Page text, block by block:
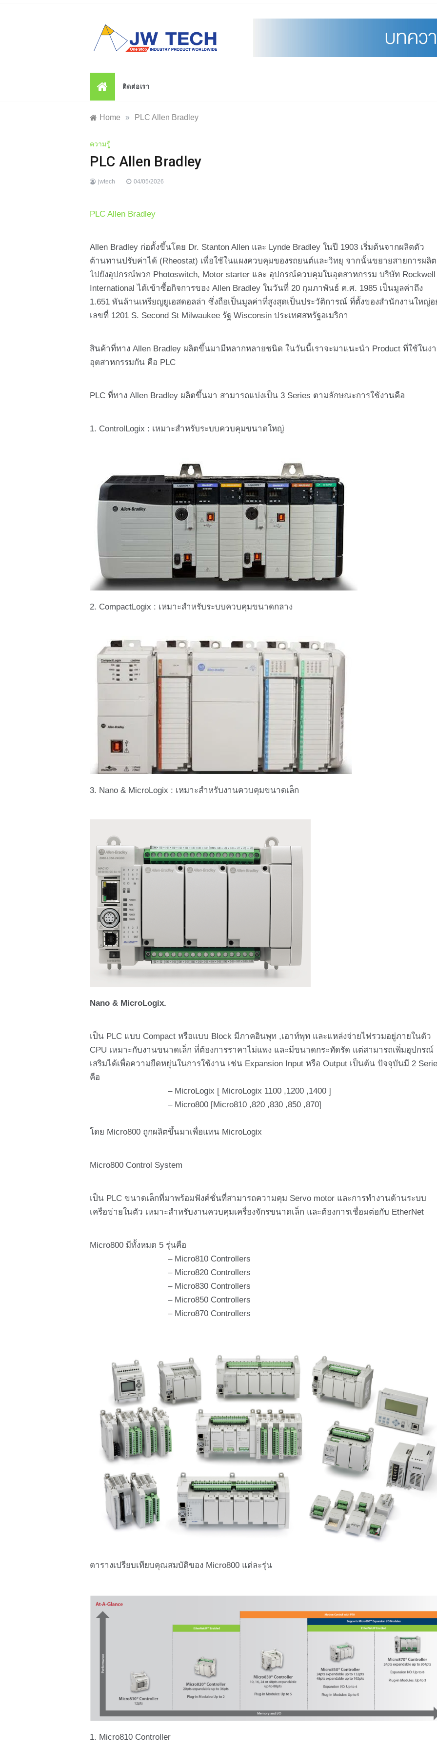
ติดต่อเรา
Home » PLC Allen Bradley
ความรู้
PLC Allen Bradley
jwtech 04/05/2026
PLC Allen Bradley
Allen Bradley ก่อตั้งขึ้นโดย Dr. Stanton Allen และ Lynde Bradley ในปี 1903 เริ่มต้นจากผลิตตัว
ต้านทานปรับค่าได้ (Rheostat) เพื่อใช้ในแผงควบคุมของรถยนต์และวิทยุ จากนั้นขยายสายการผลิต
ไปยังอุปกรณ์พวก Photoswitch, Motor starter และ อุปกรณ์ควบคุมในอุตสาหกรรม บริษัท Rockwell
International ได้เข้าซื้อกิจการของ Allen Bradley ในวันที่ 20 กุมภาพันธ์ ค.ศ. 1985 เป็นมูลค่าถึง
1.651 พันล้านเหรียญยูเอสดอลล่า ซึ่งถือเป็นมูลค่าที่สูงสุดเป็นประวัติการณ์ ที่ตั้งของสำนักงานใหญ่อ
เลขที่ 1201 S. Second St Milwaukee รัฐ Wisconsin ประเทศสหรัฐอเมริกา
สินค้าที่ทาง Allen Bradley ผลิตขึ้นมามีหลากหลายชนิด ในวันนี้เราจะมาแนะนำ Product ที่ใช้ในง
อุตสาหกรรมกัน คือ PLC
PLC ที่ทาง Allen Bradley ผลิตขึ้นมา สามารถแบ่งเป็น 3 Series ตามลักษณะการใช้งานคือ
1. ControlLogix : เหมาะสำหรับระบบควบคุมขนาดใหญ่
2. CompactLogix : เหมาะสำหรับระบบควบคุมขนาดกลาง
3. Nano & MicroLogix : เหมาะสำหรับงานควบคุมขนาดเล็ก
Nano & MicroLogix.
เป็น PLC แบบ Compact หรือแบบ Block มีภาคอินพุท ,เอาท์พุท และแหล่งจ่ายไฟรวมอยู่ภายในตัว
CPU เหมาะกับงานขนาดเล็ก ที่ต้องการราคาไม่แพง และมีขนาดกระทัดรัด แต่สามารถเพิ่มอุปกรณ์
เสริมได้เพื่อความยืดหยุ่นในการใช้งาน เช่น Expansion Input หรือ Output เป็นต้น ปัจจุบันมี 2
คือ
– MicroLogix [ MicroLogix 1100 ,1200 ,1400 ]
– Micro800 [Micro810 ,820 ,830 ,850 ,870]
โดย Micro800 ถูกผลิตขึ้นมาเพื่อแทน MicroLogix
Micro800 Control System
เป็น PLC ขนาดเล็กที่มาพร้อมฟังค์ชั่นที่สามารถความคุม Servo motor และการทำงานด้านระบบ
เครือข่ายในตัว เหมาะสำหรับงานควบคุมเครื่องจักรขนาดเล็ก และต้องการเชื่อมต่อกับ EtherNet
Micro800 มีทั้งหมด 5 รุ่นคือ
– Micro810 Controllers
– Micro820 Controllers
– Micro830 Controllers
– Micro850 Controllers
– Micro870 Controllers
ตารางเปรียบเทียบคุณสมบัติของ Micro800 แต่ละรุ่น
1. Micro810 Controller